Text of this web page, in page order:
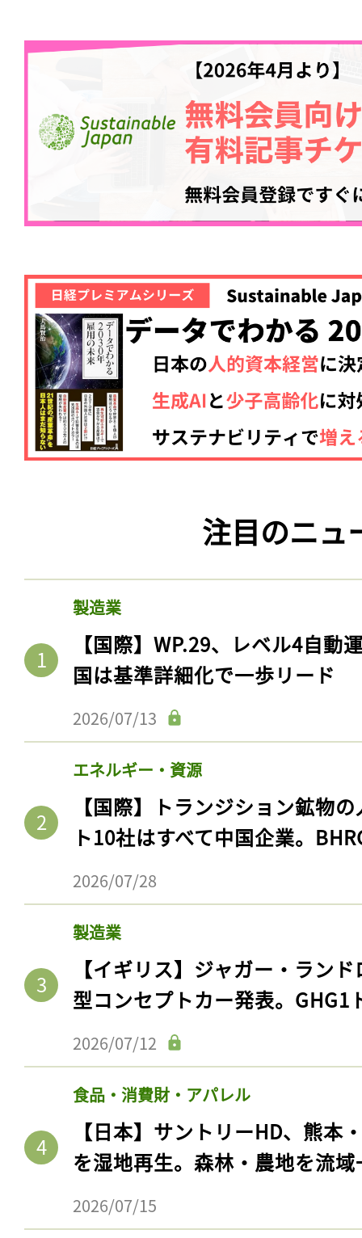
注目のニュ
製造業
【国際】WP.29、レベル4自動
国は基準詳細化で一歩リード
2026/07/13
エネルギー・資源
【国際】トランジション鉱物
ト10社はすべて中国企業。
2026/07/28
製造業
【イギリス】ジャガー・ラン
型コンセプトカー発表。GHG1
2026/07/12
食品・消費財・アパレル
【日本】サントリーHD、熊本
を湿地再生。森林・農地を流
2026/07/15